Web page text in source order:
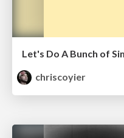
chriscoyier